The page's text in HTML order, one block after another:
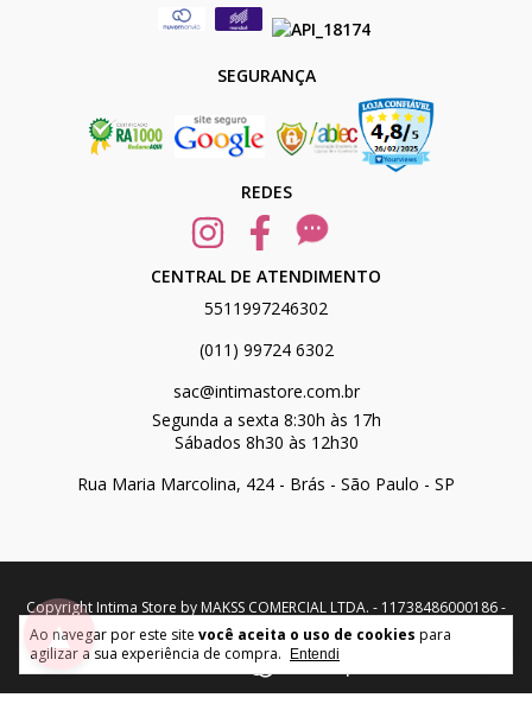
Ao navegar por este site você aceita o uso de cookies para
agilizar a sua experiência de compra.
Entendi
SEGURANÇA
REDES
CENTRAL DE ATENDIMENTO
5511997246302
(011) 99724 6302
sac@intimastore.com.br
Segunda a sexta 8:30h às 17h
Sábados 8h30 às 12h30
Rua Maria Marcolina, 424 - Brás - São Paulo - SP
Copyright Intima Store by MAKSS COMERCIAL LTDA. - 11738486000186 -
2026. Todos os direitos reservados.
▲